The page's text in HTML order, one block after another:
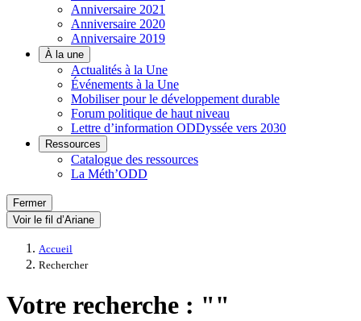
Anniversaire 2021
Anniversaire 2020
Anniversaire 2019
À la une
Actualités à la Une
Événements à la Une
Mobiliser pour le développement durable
Forum politique de haut niveau
Lettre d’information ODDyssée vers 2030
Ressources
Catalogue des ressources
La Méth’ODD
Fermer
Voir le fil d’Ariane
Accueil
Rechercher
Votre recherche : ""